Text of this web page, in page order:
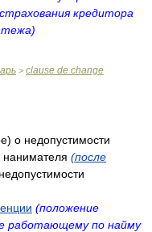
кредитора
> clause de change
о недопустимости
нанимателя (после
(положение
работающему по найму